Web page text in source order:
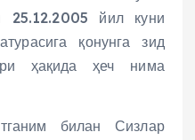
25.12.2005 йил куни
қонунга зид
ҳақида ҳеч нима
билан Сизлар